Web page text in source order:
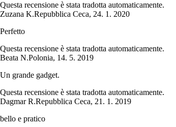
Questa recensione è stata tradotta automaticamente.
Zuzana K.Repubblica Ceca, 24. 1. 2020
Perfetto
Questa recensione è stata tradotta automaticamente.
Beata N.Polonia, 14. 5. 2019
Un grande gadget.
Questa recensione è stata tradotta automaticamente.
Dagmar R.Repubblica Ceca, 21. 1. 2019
bello e pratico